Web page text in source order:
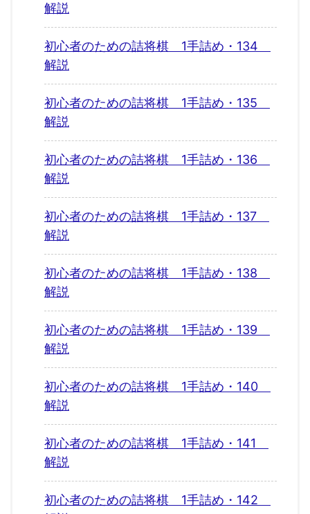
解説
初心者のための詰将棋 1手詰め・134
解説
初心者のための詰将棋 1手詰め・135
解説
初心者のための詰将棋 1手詰め・136
解説
初心者のための詰将棋 1手詰め・137
解説
初心者のための詰将棋 1手詰め・138
解説
初心者のための詰将棋 1手詰め・139
解説
初心者のための詰将棋 1手詰め・140
解説
初心者のための詰将棋 1手詰め・141
解説
初心者のための詰将棋 1手詰め・142